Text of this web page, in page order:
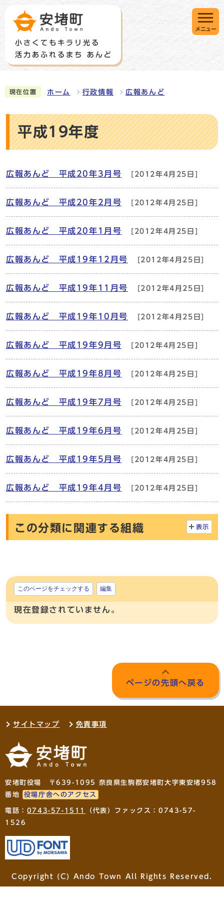
メニュー
現在位置 ホーム 行政情報 広報あんど
平成19年度
広報あんど 平成20年3月号 [2012年4月25日]
広報あんど 平成20年2月号 [2012年4月25日]
広報あんど 平成20年1月号 [2012年4月25日]
広報あんど 平成19年12月号 [2012年4月25日]
広報あんど 平成19年11月号 [2012年4月25日]
広報あんど 平成19年10月号 [2012年4月25日]
広報あんど 平成19年9月号 [2012年4月25日]
広報あんど 平成19年8月号 [2012年4月25日]
広報あんど 平成19年7月号 [2012年4月25日]
広報あんど 平成19年6月号 [2012年4月25日]
広報あんど 平成19年5月号 [2012年4月25日]
広報あんど 平成19年4月号 [2012年4月25日]
この分類に関連する組織 表示
このページをチェックする 編集
現在登録されていません。
ページの先頭へ戻る
サイトマップ 免責事項
安堵町役場 〒639-1095 奈良県生駒郡安堵町大字東安堵958
番地
役場庁舎へのアクセス
電話： 0743-57-1511
（代表）ファックス：0743-57-
1526
Copyright (C) Ando Town All Rights Reserved.